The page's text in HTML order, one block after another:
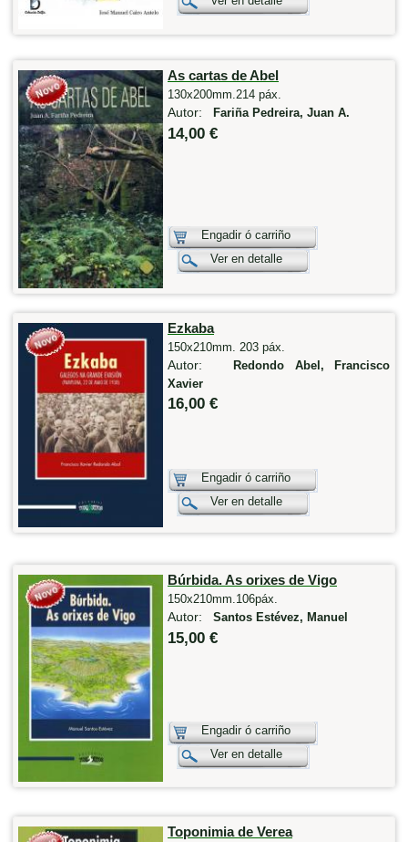
As cartas de Abel
130x200mm.214 páx.
Autor: Fariña Pedreira, Juan A.
14,00 €
Engadir ó carriño
Ver en detalle
Ezkaba
150x210mm. 203 páx.
Autor:Redondo Abel, Francisco
Xavier
16,00 €
Engadir ó carriño
Ver en detalle
Búrbida. As orixes de Vigo
150x210mm.106páx.
Autor: Santos Estévez, Manuel
15,00 €
Engadir ó carriño
Ver en detalle
Toponimia de Verea